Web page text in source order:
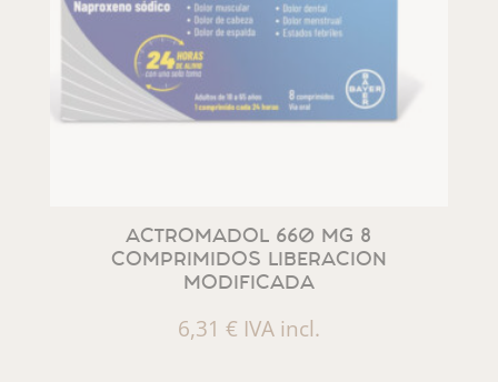
ACTROMADOL 660 MG 8
COMPRIMIDOS LIBERACION
MODIFICADA
6,31 € IVA incl.